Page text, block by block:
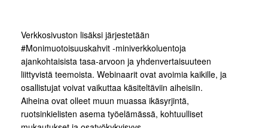
Verkkosivuston lisäksi järjestetään
#Monimuotoisuuskahvit -miniverkkoluentoja
ajankohtaisista tasa-arvoon ja yhdenvertaisuuteen
liittyvistä teemoista. Webinaarit ovat avoimia kaikille, ja
osallistujat voivat vaikuttaa käsiteltäviin aiheisiin.
Aiheina ovat olleet muun muassa ikäsyrjintä,
ruotsinkielisten asema työelämässä, kohtuulliset